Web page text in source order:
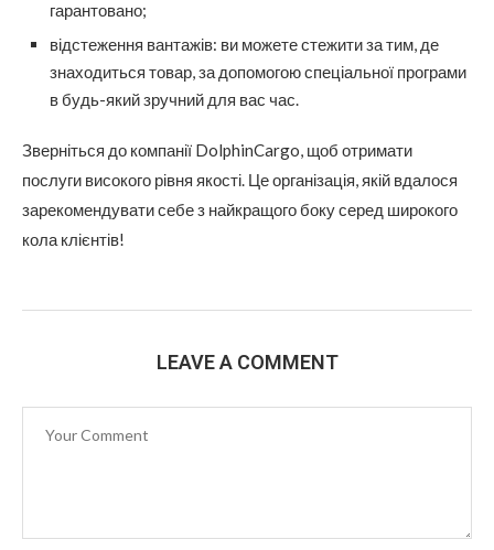
гарантовано;
відстеження вантажів: ви можете стежити за тим, де
знаходиться товар, за допомогою спеціальної програми
в будь-який зручний для вас час.
Зверніться до компанії DolphinCargo, щоб отримати
послуги високого рівня якості. Це організація, якій вдалося
зарекомендувати себе з найкращого боку серед широкого
кола клієнтів!
LEAVE A COMMENT